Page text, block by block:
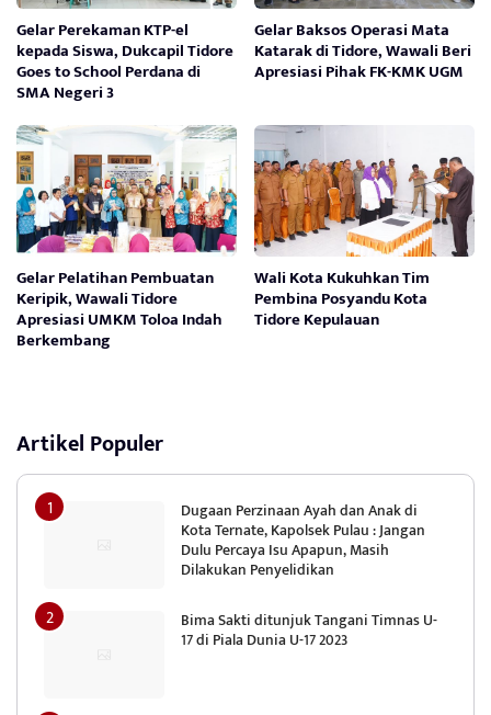
Gelar Perekaman KTP-el
kepada Siswa, Dukcapil Tidore
Goes to School Perdana di
SMA Negeri 3
Gelar Baksos Operasi Mata
Katarak di Tidore, Wawali Beri
Apresiasi Pihak FK-KMK UGM
Gelar Pelatihan Pembuatan
Keripik, Wawali Tidore
Apresiasi UMKM Toloa Indah
Berkembang
Wali Kota Kukuhkan Tim
Pembina Posyandu Kota
Tidore Kepulauan
Artikel Populer
Dugaan Perzinaan Ayah dan Anak di
Kota Ternate, Kapolsek Pulau : Jangan
Dulu Percaya Isu Apapun, Masih
Dilakukan Penyelidikan
Bima Sakti ditunjuk Tangani Timnas U-
17 di Piala Dunia U-17 2023